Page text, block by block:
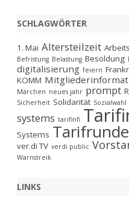
SCHLAGWÖRTER
1. Mai Altersteilzeit
Befristung Belastung Besoldung
digitalisierung feiern
KOMM
Märchen neues jahr prompt
Sicherheit Solidarität Sozialwahl
systems tarifinfi
Systems Tarifrunde
ver.di TV verdi public
Warnstreik
LINKS